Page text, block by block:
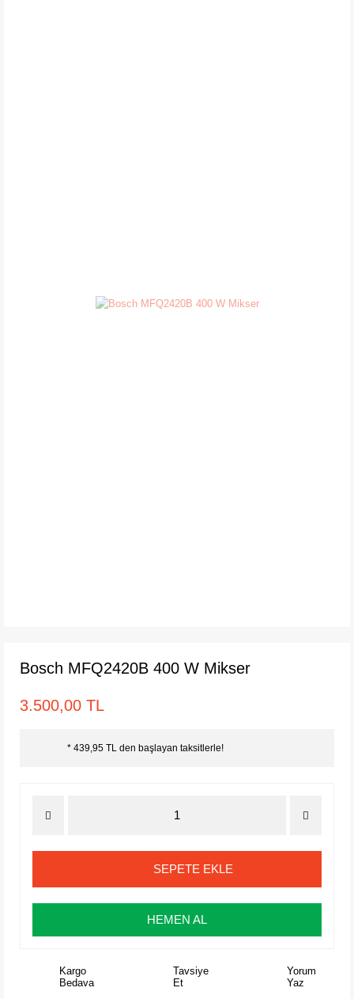
Bosch MFQ2420B 400 W Mikser
3.500,00 TL
* 439,95 TL den başlayan taksitlerle!
SEPETE EKLE
HEMEN AL
Kargo
Bedava
Tavsiye
Et
Yorum
Yaz